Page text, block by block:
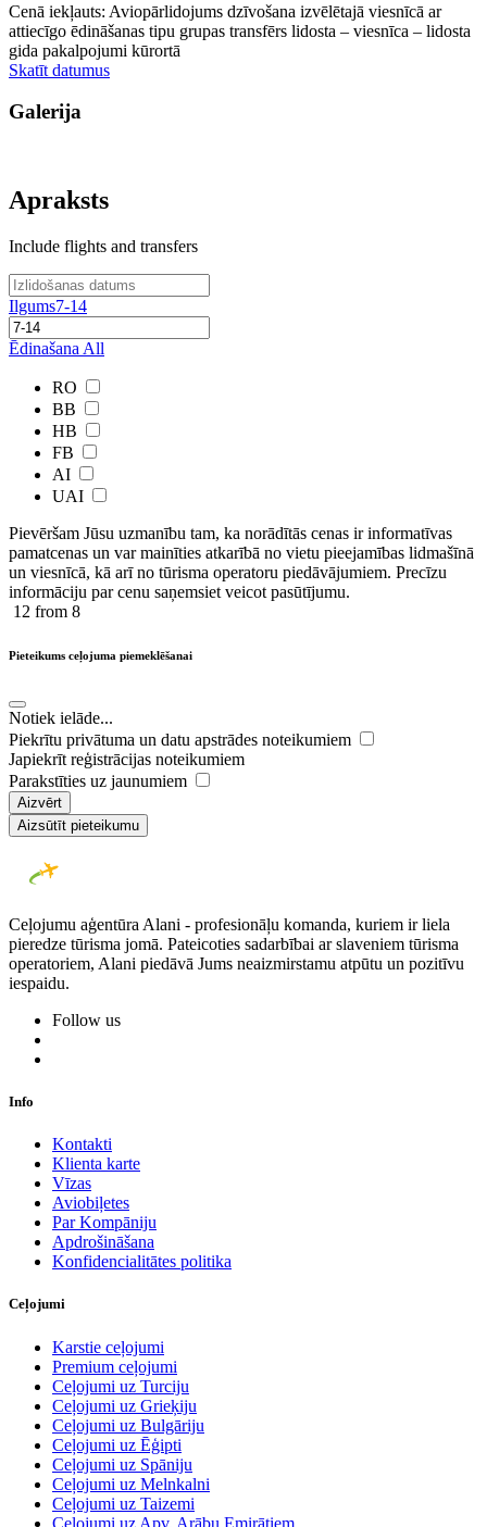
Cenā iekļauts: Aviopārlidojums dzīvošana izvēlētajā viesnīcā ar
attiecīgo ēdināšanas tipu grupas transfērs lidosta – viesnīca – lidosta
gida pakalpojumi kūrortā
Skatīt datumus
Galerija
Apraksts
Include flights and transfers
Ilgums7-14
Ēdinašana All
RO
BB
HB
FB
AI
UAI
Pievēršam Jūsu uzmanību tam, ka norādītās cenas ir ​informatīvas ​
pamatcenas un var mainīties atkarībā ​no ​vietu pieejamības lidmašīnā
un viesnīcā, kā arī no tūrisma operatoru piedāvājumiem. Precīzu
informāciju par cenu saņemsiet veicot pasūtījumu.
12 from 8
Pieteikums ceļojuma piemeklēšanai
Notiek ielāde...
Piekrītu privātuma un datu apstrādes noteikumiem
Japiekrīt reģistrācijas noteikumiem
Parakstīties uz jaunumiem
Aizvērt
Aizsūtīt pieteikumu
Ceļojumu aģentūra Alani - profesionāļu komanda, kuriem ir liela
pieredze tūrisma jomā. Pateicoties sadarbībai ar slaveniem tūrisma
operatoriem, Alani piedāvā Jums neaizmirstamu atpūtu un pozitīvu
iespaidu.
Follow us
Info
Kontakti
Klienta karte
Vīzas
Aviobiļetes
Par Kompāniju
Apdrošināšana
Konfidencialitātes politika
Ceļojumi
Karstie ceļojumi
Premium ceļojumi
Ceļojumi uz Turciju
Ceļojumi uz Grieķiju
Ceļojumi uz Bulgāriju
Ceļojumi uz Ēģipti
Ceļojumi uz Spāniju
Ceļojumi uz Melnkalni
Ceļojumi uz Taizemi
Ceļojumi uz Apv. Arābu Emirātiem